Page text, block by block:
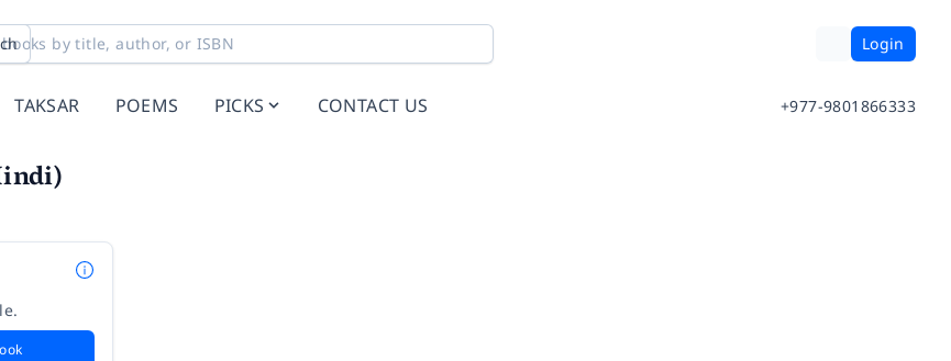
Login
TAKSAR POEMS PICKS CONTACT US +977-9801866333